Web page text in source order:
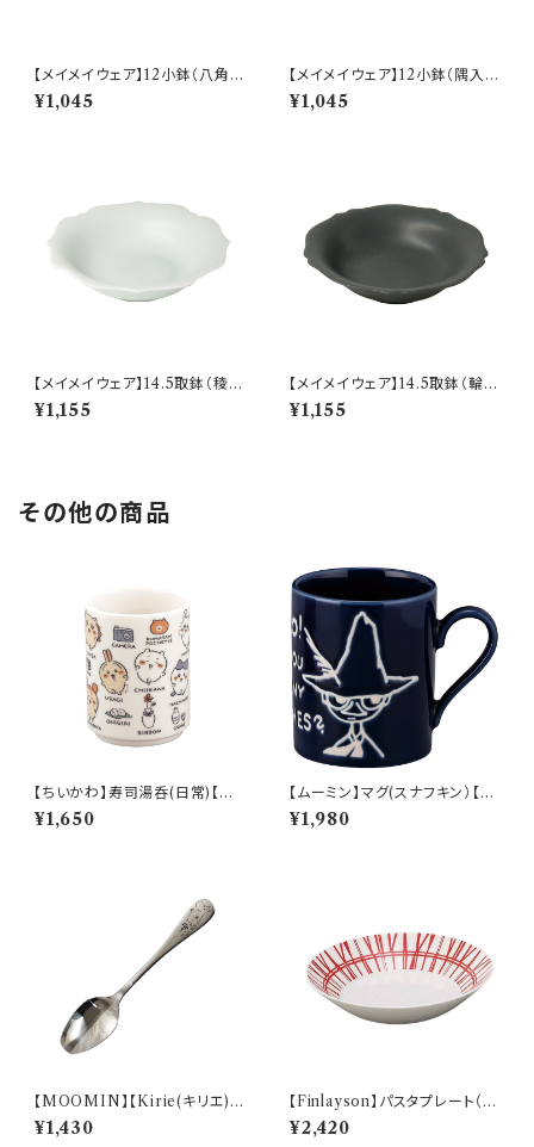
【メイメイウェア】12小鉢（八角
青磁) O-M45404
¥1,045
【メイメイウェア】12小鉢（隅入
薄灰) O-M45505
¥1,045
【メイメイウェア】14.5取鉢（稜花
青白) O-M44402
¥1,155
【メイメイウェア】14.5取鉢（輪花
黒錆) O-M44503
¥1,155
その他の商品
【ちいかわ】寿司湯呑(日常)【CK
W50】CKW51-327
¥1,650
【ムーミン】マグ(スナフキン）【M
M9000】MM9003-11
¥1,980
【MOOMIN】【Kirie(キリエ)】
すくいやすいスプーン（ムーミン）
【MM9000】MM9001-863
¥1,430
【Finlayson】パスタプレート（レ
ッド）【コロナ】
¥2,420